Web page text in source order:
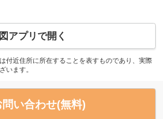
アプリで開く
付近住所に所在することを表すものであり、実際
います。
問い合わせ(無料)